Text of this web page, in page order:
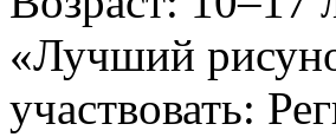
«Лучший
участвовать: